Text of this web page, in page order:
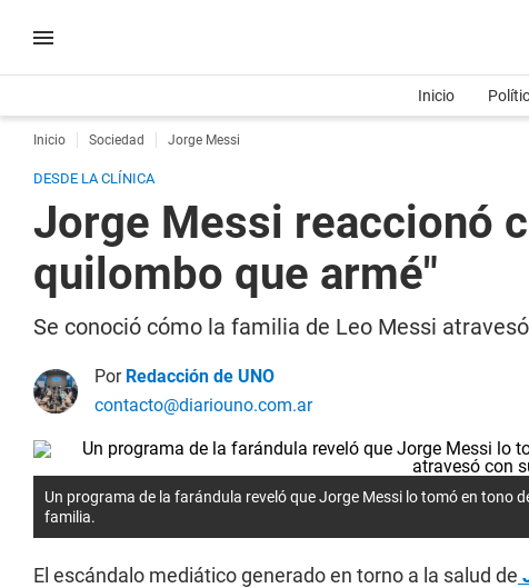
Inicio
Inicio Sociedad Jorge Messi
DESDE LA CLÍNICA
Jorge Messi reaccionó
quilombo que armé"
Se conoció cómo la familia de Leo Messi
Por Redacción de UNO
contacto@diariouno.com.ar
Un programa de la farándula reveló que Jorge Messi lo tomó en tono
familia.
El escándalo mediático generado en torno a la salud de